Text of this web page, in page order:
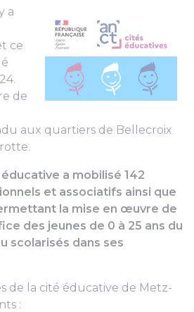
a
ce
de
aux quartiers de Bellecroix
a mobilisé 142
et associatifs ainsi que
la mise en œuvre de
des jeunes de 0 à 25 ans du
scolarisés dans ses
de la cité éducative de Metz-
: